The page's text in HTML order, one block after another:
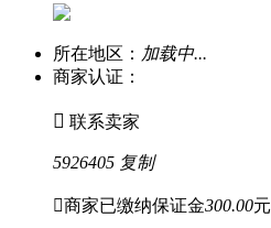
所在地区： 加载中...
商家认证：
 联系卖家
5926405 复制
商家已缴纳保证金300.00元